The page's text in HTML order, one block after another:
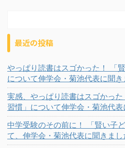
最近の投稿
やっぱり読書はスゴかった！ 「
について伸学会・菊池代表に聞き
実感、やっぱり読書はスゴかっ
習慣」について伸学会・菊池代表
中学受験のその前に！ 「賢い子
て、伸学会・菊池代表に聞きまし